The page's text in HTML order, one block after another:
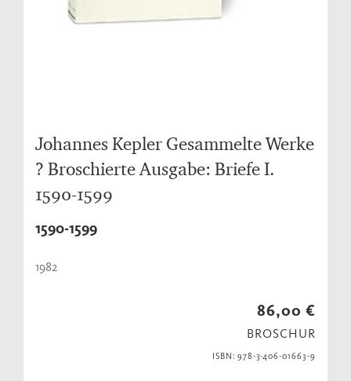
Johannes Kepler Gesammelte Werke
? Broschierte Ausgabe: Briefe I.
1590-1599
1590-1599
1982
86,00 €
BROSCHUR
ISBN: 978-3-406-01663-9